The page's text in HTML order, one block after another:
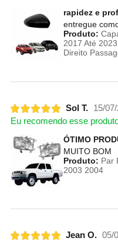
rapidez e
entregue
Produto:
2017 Até
Direito
Sol T.
15/
Eu recomendo esse
ÓTIMO
MUITO BOM
Produto: Par
2003 2004
Jean O. 05/